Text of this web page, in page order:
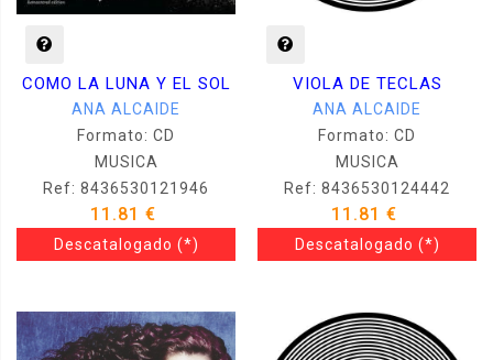
COMO LA LUNA Y EL SOL
ANA ALCAIDE
Formato: CD
MUSICA
Ref: 8436530121946
11.81 €
Descatalogado (*)
VIOLA DE TECLAS
ANA ALCAIDE
Formato: CD
MUSICA
Ref: 8436530124442
11.81 €
Descatalogado (*)